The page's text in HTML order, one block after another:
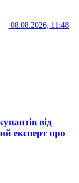
08.08.2026, 11:48
від
експерт про